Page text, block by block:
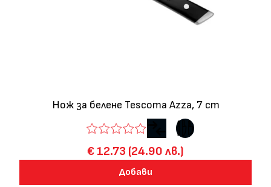
Нож за белене Tescoma Azza, 7 cm
€ 12.73 (24.90 лв.)
Добави